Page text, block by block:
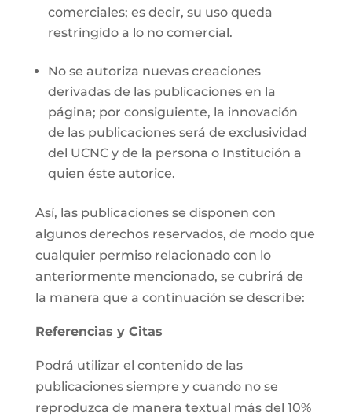
comerciales; es decir, su uso queda
restringido a lo no comercial.
No se autoriza nuevas creaciones
derivadas de las publicaciones en la
página; por consiguiente, la innovación
de las publicaciones será de exclusividad
del UCNC y de la persona o Institución a
quien éste autorice.
Así, las publicaciones se disponen con
algunos derechos reservados, de modo que
cualquier permiso relacionado con lo
anteriormente mencionado, se cubrirá de
la manera que a continuación se describe:
Referencias y Citas
Podrá utilizar el contenido de las
publicaciones siempre y cuando no se
reproduzca de manera textual más del 10%